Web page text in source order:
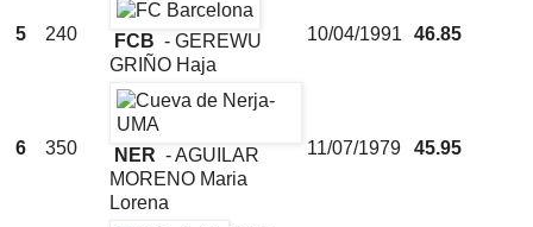
5 240 FCB - GEREWU
GRIÑO Haja
10/04/1991 46.85
6 350 NER - AGUILAR
MORENO Maria
Lorena
11/07/1979 45.95